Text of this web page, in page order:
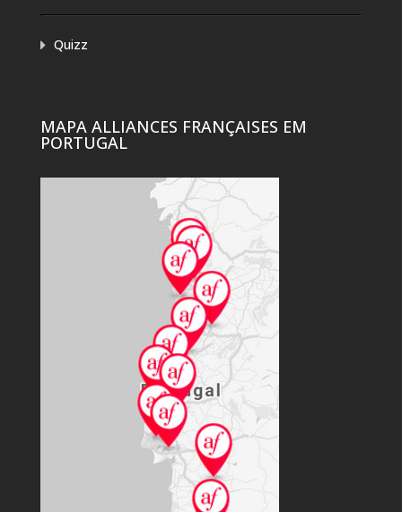
Quizz
MAPA ALLIANCES FRANÇAISES EM
PORTUGAL